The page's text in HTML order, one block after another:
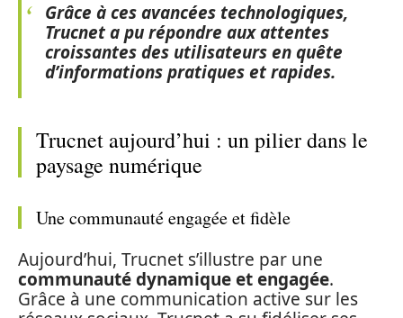
Grâce à ces avancées technologiques,
Trucnet a pu répondre aux attentes
croissantes des utilisateurs en quête
d’informations pratiques et rapides.
Trucnet aujourd’hui : un pilier dans le
paysage numérique
Une communauté engagée et fidèle
Aujourd’hui, Trucnet s’illustre par une
communauté dynamique et engagée.
Grâce à une communication active sur les